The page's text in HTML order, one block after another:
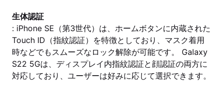
生体認証
: iPhone SE（第3世代）は、ホームボタンに内蔵された
Touch ID（指紋認証）を特徴としており、マスク着用
時などでもスムーズなロック解除が可能です。 Galaxy
S22 5Gは、ディスプレイ内指紋認証と顔認証の両方に
対応しており、ユーザーは好みに応じて選択できます。